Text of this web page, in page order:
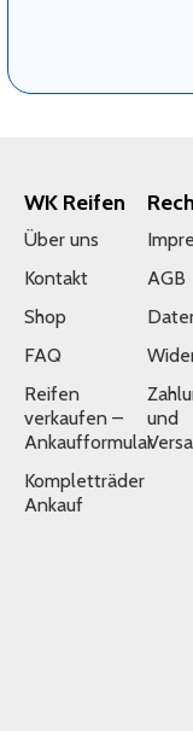
WK Reifen
Über uns
Kontakt
Shop
FAQ
Reifen
verkaufen –
Ankaufformular
Kompletträder
Ankauf
AGB
und